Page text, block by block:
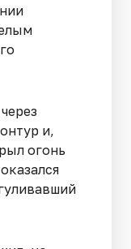
и,
огонь